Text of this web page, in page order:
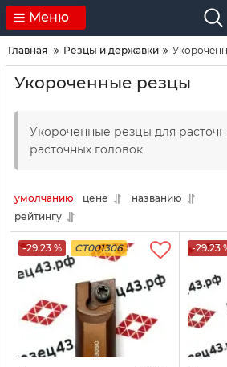
Меню
Главная Резцы и державки
Укороченные резцы
Укороченные резцы для
расточных головок
умолчанию цене
названию
рейтингу
-29.23 % CT001306 -29.23